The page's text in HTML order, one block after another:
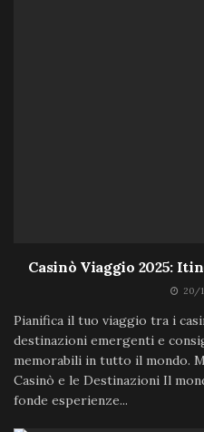
Casinò Viaggio 2025:
20/
Pianifica il tuo viaggio tra i
destinazioni emergenti e
memorabili in tutto il mondo.
Casinò e le Destinazioni Il
fonde esperienze...